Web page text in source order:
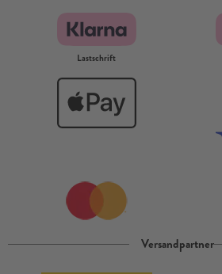
Lastschrift
Versandpartner